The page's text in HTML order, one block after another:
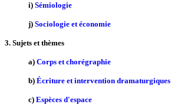
i) Sémiologie
j) Sociologie et économie
3. Sujets et thèmes
a) Corps et chorégraphie
b) Écriture et intervention dramaturgiques
c) Espèces d'espace